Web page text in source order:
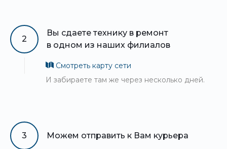
2
Вы сдаете технику в ремонт
в одном из наших филиалов
Смотреть карту сети
И забираете там же через несколько дней.
3 Можем отправить к Вам курьера